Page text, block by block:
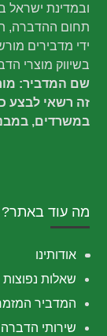
תחום ההדברה,
ידי מדבירים
בשיווק מוצרי
זה רשאי לבצע
במשרדים,
מה עוד באתר?
אודותינו
שאלות נפוצות
המדביר
שירותי